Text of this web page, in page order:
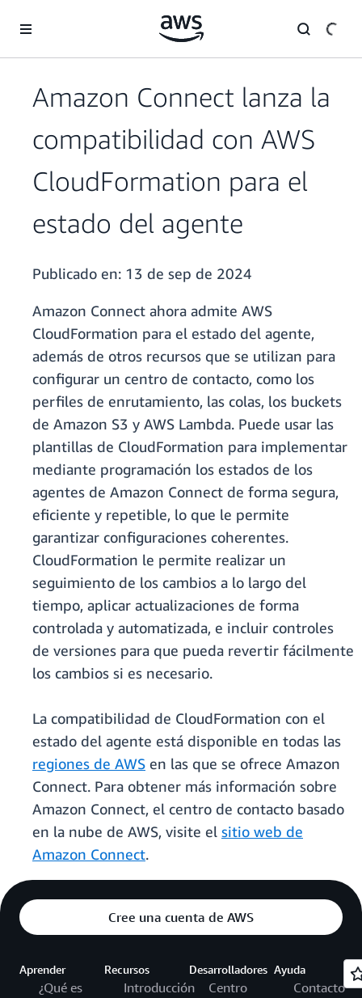
Amazon Connect lanza la
compatibilidad con AWS
CloudFormation para el
estado del agente
Publicado en: 13 de sep de 2024
Amazon Connect ahora admite AWS
CloudFormation para el estado del agente,
además de otros recursos que se utilizan para
configurar un centro de contacto, como los
perfiles de enrutamiento, las colas, los buckets
de Amazon S3 y AWS Lambda. Puede usar las
plantillas de CloudFormation para implementar
mediante programación los estados de los
agentes de Amazon Connect de forma segura,
eficiente y repetible, lo que le permite
garantizar configuraciones coherentes.
CloudFormation le permite realizar un
seguimiento de los cambios a lo largo del
tiempo, aplicar actualizaciones de forma
controlada y automatizada, e incluir controles
de versiones para que pueda revertir fácilmente
los cambios si es necesario.
La compatibilidad de CloudFormation con el
estado del agente está disponible en todas las
regiones de AWS en las que se ofrece Amazon
Connect. Para obtener más información sobre
Amazon Connect, el centro de contacto basado
en la nube de AWS, visite el sitio web de
Amazon Connect.
Cree una cuenta de AWS
Aprender
¿Qué es
Recursos
Introducción
Desarrolladores
Centro
Ayuda
Contacto